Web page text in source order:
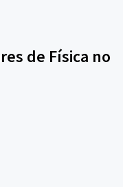
de Física no